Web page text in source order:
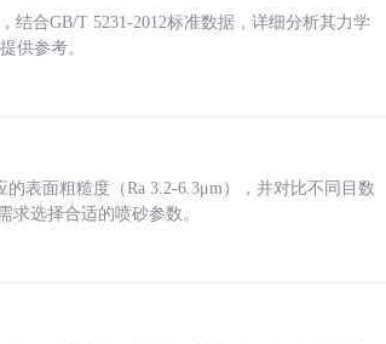
结合GB/T 5231-2012标准数据，详细分析其力学
供参考。
表面粗糙度（Ra 3.2-6.3μm），并对比不同目数
求选择合适的喷砂参数。